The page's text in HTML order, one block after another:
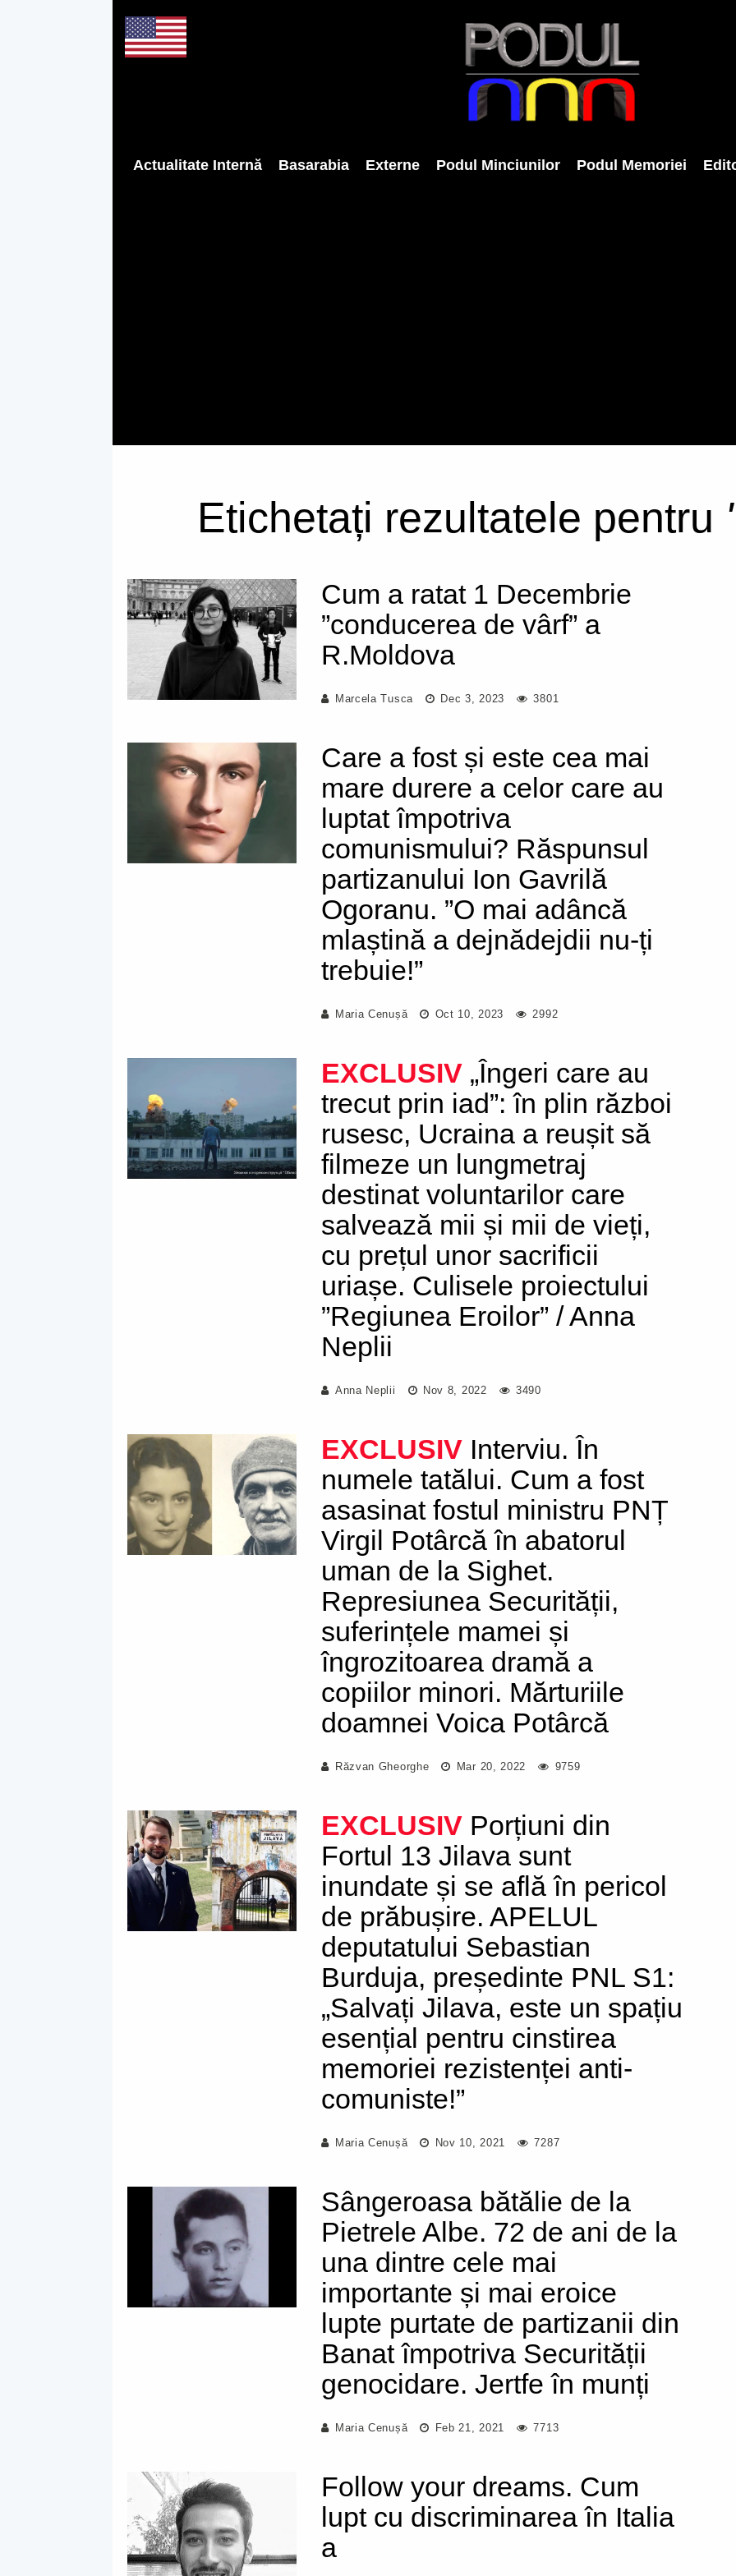
Actualitate Internă Basarabia Externe Podul Minciunilor Podul Memoriei
Etichetați rezultatele pentru
Cum a ratat 1 Decembrie
”conducerea de vârf” a
R.Moldova
Marcela Tusca Dec 3, 2023 3801
Care a fost și este cea mai
mare durere a celor care au
luptat împotriva
comunismului? Răspunsul
partizanului Ion Gavrilă
Ogoranu. ”O mai adâncă
mlaștină a dejnădejdii nu-ți
trebuie!”
Maria Cenușă Oct 10, 2023 2992
EXCLUSIV „Îngeri care au
trecut prin iad”: în plin război
rusesc, Ucraina a reușit să
filmeze un lungmetraj
destinat voluntarilor care
salvează mii și mii de vieți,
cu prețul unor sacrificii
uriașe. Culisele proiectului
”Regiunea Eroilor” / Anna
Neplii
Anna Neplii Nov 8, 2022 3490
EXCLUSIV Interviu. În
numele tatălui. Cum a fost
asasinat fostul ministru PNȚ
Virgil Potârcă în abatorul
uman de la Sighet.
Represiunea Securității,
suferințele mamei și
îngrozitoarea dramă a
copiilor minori. Mărturiile
doamnei Voica Potârcă
Răzvan Gheorghe Mar 20, 2022 9759
EXCLUSIV Porțiuni din
Fortul 13 Jilava sunt
inundate și se află în pericol
de prăbușire. APELUL
deputatului Sebastian
Burduja, președinte PNL S1:
„Salvați Jilava, este un spațiu
esențial pentru cinstirea
memoriei rezistenței anti-
comuniste!”
Maria Cenușă Nov 10, 2021 7287
Sângeroasa bătălie de la
Pietrele Albe. 72 de ani de la
una dintre cele mai
importante și mai eroice
lupte purtate de partizanii din
Banat împotriva Securității
genocidare. Jertfe în munți
Maria Cenușă Feb 21, 2021 7713
Follow your dreams. Cum
lupt cu discriminarea în Italia
a